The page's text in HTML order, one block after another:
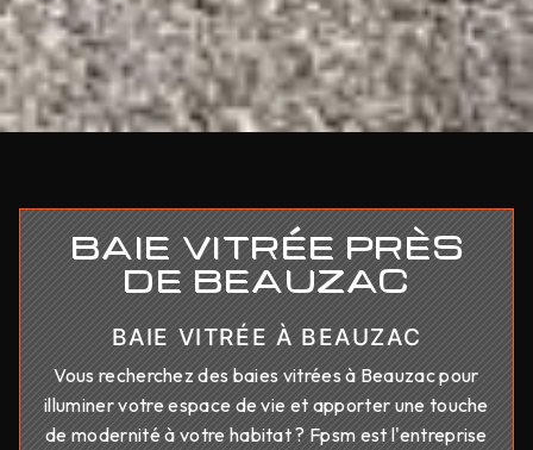
BAIE VITRÉE PRÈS
DE BEAUZAC
BAIE VITRÉE À BEAUZAC
Vous recherchez des baies vitrées à Beauzac pour
illuminer votre espace de vie et apporter une touche
de modernité à votre habitat ? Fpsm est l'entreprise